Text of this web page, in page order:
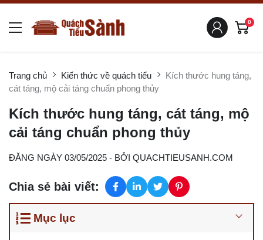
0
Trang chủ Kiến thức về quách tiểu
Kích thước hung táng,
cát táng, mộ cải táng chuẩn phong thủy
Kích thước hung táng, cát táng, mộ
cải táng chuẩn phong thủy
ĐĂNG NGÀY 03/05/2025 - BỞI QUACHTIEUSANH.COM
Chia sẻ bài viết:
Mục lục